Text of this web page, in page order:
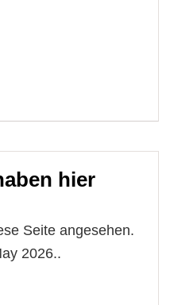
hier
Seite angesehen.
2026..